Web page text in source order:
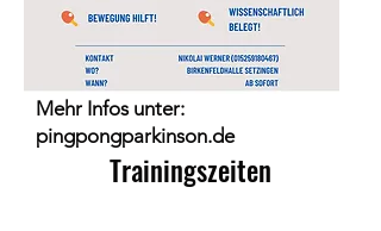
Mehr Infos unter:
pingpongparkinson.de
Trainingszeiten